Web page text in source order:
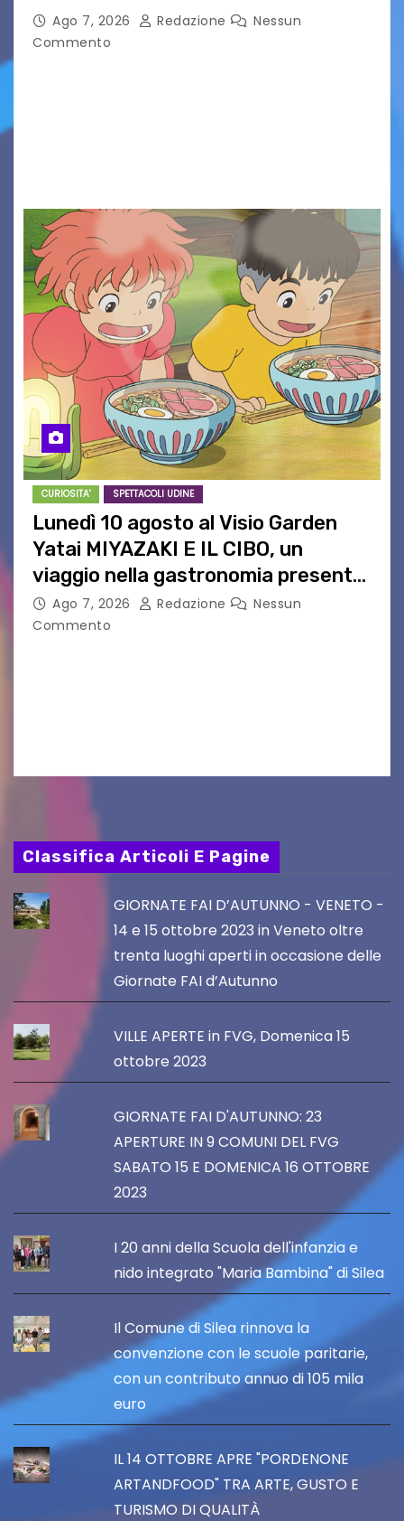
Ago 7, 2026 Redazione
Nessun
Commento
CURIOSITA' SPETTACOLI UDINE
Lunedì 10 agosto al Visio Garden
Yatai MIYAZAKI E IL CIBO, un
viaggio nella gastronomia presente
nei film di Hayao Miyazaki!
Ago 7, 2026 Redazione
Nessun
Commento
Classifica Articoli E Pagine
GIORNATE FAI D’AUTUNNO - VENETO -
14 e 15 ottobre 2023 in Veneto oltre
trenta luoghi aperti in occasione delle
Giornate FAI d’Autunno
VILLE APERTE in FVG, Domenica 15
ottobre 2023
GIORNATE FAI D'AUTUNNO: 23
APERTURE IN 9 COMUNI DEL FVG
SABATO 15 E DOMENICA 16 OTTOBRE
2023
I 20 anni della Scuola dell'infanzia e
nido integrato "Maria Bambina" di Silea
Il Comune di Silea rinnova la
convenzione con le scuole paritarie,
con un contributo annuo di 105 mila
euro
IL 14 OTTOBRE APRE "PORDENONE
ARTANDFOOD" TRA ARTE, GUSTO E
TURISMO DI QUALITÀ